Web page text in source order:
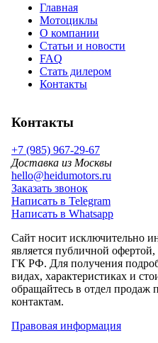
Главная
Мотоциклы
О компании
Статьи и новости
FAQ
Стать дилером
Контакты
Контакты
+7 (985) 967-29-67
Доставка из Москвы
hello@heidumotors.ru
Заказать звонок
Написать в Telegram
Написать в Whatsapp
Сайт носит исключительно
является публичной
ГК РФ. Для получения
видах, характеристиках и
обращайтесь в отдел продаж
контактам.
Правовая информация